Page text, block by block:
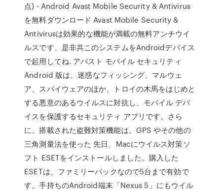
点) - Android Avast Mobile Security & Antivirus
を無料ダウンロード Avast Mobile Security &
Antivirusは効果的な機能が満載の無料アンチウイ
ルスです、是非共このシステムをAndroidデバイス
で起用してね. アバスト モバイル セキュリティ
Android 版は、迷惑なフィッシング、マルウェ
ア、スパイウェアのほか、トロイの木馬をはじめと
する悪意のあるウイルスに対抗し、モバイル デバ
イスを保護するセキュリティ アプリです。さら
に、搭載された盗難対策機能は、GPS やその他の
三角測量法を使った 先日、Macにウイルス対策ソ
フト ESETをインストールしました。購入した
ESETは、ファミリーパックなので5台まで有効で
す。手持ちのAndroid端末「Nexus 5」にもウイル